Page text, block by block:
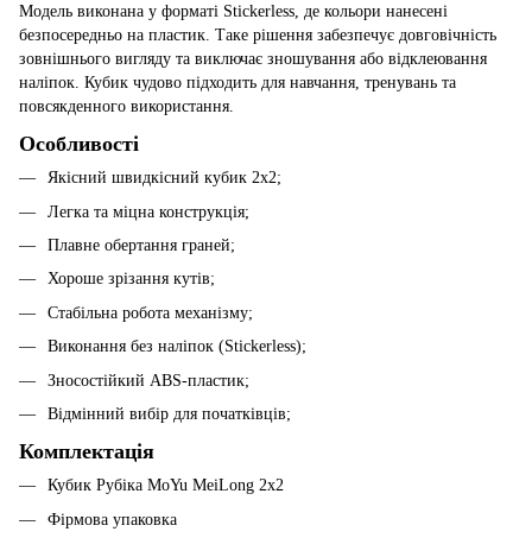
Модель виконана у форматі Stickerless, де кольори нанесені
безпосередньо на пластик. Таке рішення забезпечує довговічність
зовнішнього вигляду та виключає зношування або відклеювання
наліпок. Кубик чудово підходить для навчання, тренувань та
повсякденного використання.
Особливості
Якісний швидкісний кубик 2x2;
Легка та міцна конструкція;
Плавне обертання граней;
Хороше зрізання кутів;
Стабільна робота механізму;
Виконання без наліпок (Stickerless);
Зносостійкий ABS-пластик;
Відмінний вибір для початківців;
Комплектація
Кубик Рубіка MoYu MeiLong 2x2
Фірмова упаковка